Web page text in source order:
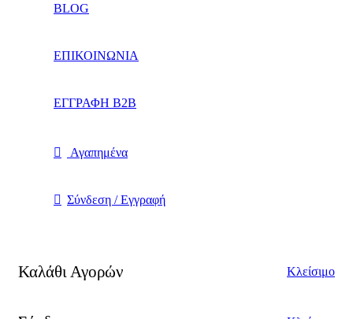
BLOG
ΕΠΙΚΟΙΝΩΝΙΑ
ΕΓΓΡΑΦΗ Β2Β
Αγαπημένα
Σύνδεση / Εγγραφή
Καλάθι Αγορών Κλείσιμο